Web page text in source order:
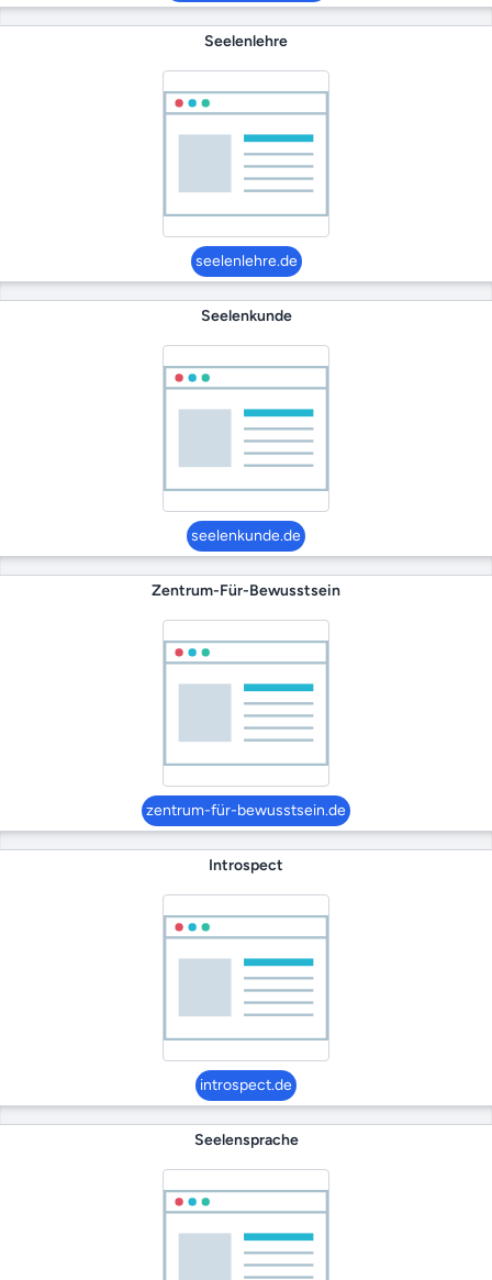
Seelenlehre
seelenlehre.de
Seelenkunde
seelenkunde.de
Zentrum-Für-Bewusstsein
zentrum-für-bewusstsein.de
Introspect
introspect.de
Seelensprache